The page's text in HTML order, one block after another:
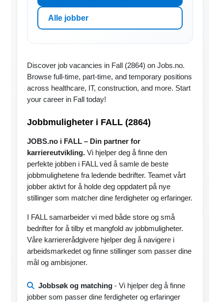
Alle jobber
Discover job vacancies in Fall (2864) on Jobs.no.
Browse full-time, part-time, and temporary positions
across healthcare, IT, construction, and more. Start
your career in Fall today!
Jobbmuligheter i FALL (2864)
JOBS.no i FALL – Din partner for
karriereutvikling. Vi hjelper deg å finne den
perfekte jobben i FALL ved å samle de beste
jobbmulighetene fra ledende bedrifter. Teamet vårt
jobber aktivt for å holde deg oppdatert på nye
stillinger som matcher dine ferdigheter og erfaringer.
I FALL samarbeider vi med både store og små
bedrifter for å tilby et mangfold av jobbmuligheter.
Våre karriererådgivere hjelper deg å navigere i
arbeidsmarkedet og finne stillinger som passer dine
mål og ambisjoner.
Jobbsøk og matching - Vi hjelper deg å finne
jobber som passer dine ferdigheter og erfaringer